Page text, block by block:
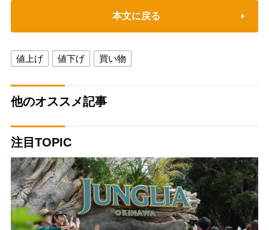
本文に戻る
値上げ 値下げ 買い物
他のオススメ記事
注目TOPIC